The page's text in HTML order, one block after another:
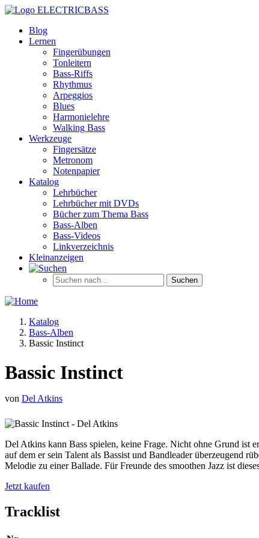
ELECTRICBASS
Blog
Lernen
Fingerübungen
Tonleitern
Bass-Riffs
Rhythmus
Arpeggios
Blues
Harmonielehre
Walking Bass
Werkzeuge
Fingersätze
Metronom
Notenpapier
Katalog
Lehrbücher
Lehrbücher mit DVDs
Bücher zum Thema Bass
Bass-Alben
Bass-Videos
Linkverzeichnis
Kleinanzeigen
Katalog
Bass-Alben
Bassic Instinct
Bassic Instinct
von Del Atkins
Del Atkins kann Bass spielen, keine Frage. Nicht ohne Grund ist
auf dem er sein Talent als Bassist und Bandleader überzeugend
Melodie zu einer Ballade. Für Freunde des smoothen Jazz ist
Jetzt kaufen
Tracklist